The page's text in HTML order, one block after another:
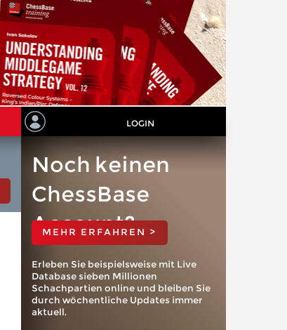
LOGIN
Noch keinen
ChessBase
Account?
MEHR ERFAHREN >
Erleben Sie beispielsweise mit Live
Database sieben Millionen
Schachpartien online und bleiben Sie
durch wöchentliche Updates immer
aktuell.